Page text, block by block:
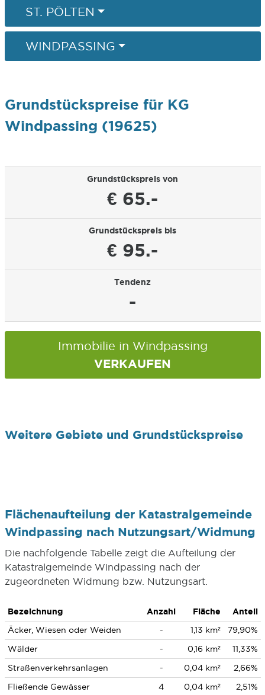
ST. PÖLTEN
WINDPASSING
Grundstückspreise für KG
Windpassing (19625)
Grundstückspreis von
€ 65.-
Grundstückspreis bis
€ 95.-
Tendenz
-
Immobilie in Windpassing
VERKAUFEN
Weitere Gebiete und Grundstückspreise
Flächenaufteilung der Katastralgemeinde
Windpassing nach Nutzungsart/Widmung
Die nachfolgende Tabelle zeigt die Aufteilung der
Katastralgemeinde Windpassing nach der
zugeordneten Widmung bzw. Nutzungsart.
Bezeichnung Anzahl Fläche
Anteil
Äcker, Wiesen oder Weiden
- 1,13 km²
79,90%
Wälder
- 0,16 km²
11,33%
Straßenverkehrsanlagen
- 0,04 km²
2,66%
Fließende Gewässer
4 0,04 km² 2,51%